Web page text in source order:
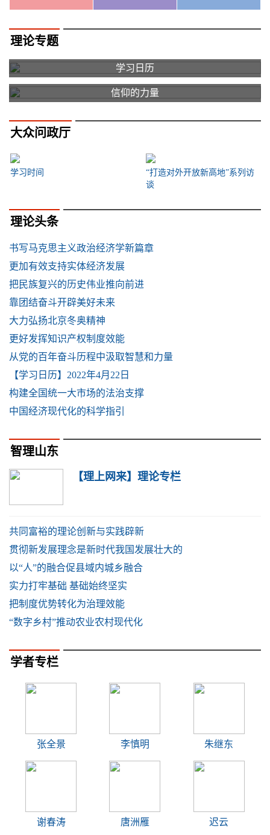
理论专题
学习日历
信仰的力量
大众问政厅
学习时间
“打造对外开放新高地”系列访
谈
理论头条
书写马克思主义政治经济学新篇章
更加有效支持实体经济发展
把民族复兴的历史伟业推向前进
靠团结奋斗开辟美好未来
大力弘扬北京冬奥精神
更好发挥知识产权制度效能
从党的百年奋斗历程中汲取智慧和力量
【学习日历】2022年4月22日
构建全国统一大市场的法治支撑
中国经济现代化的科学指引
智理山东
【理上网来】理论专栏
共同富裕的理论创新与实践辟新
贯彻新发展理念是新时代我国发展壮大的
以“人”的融合促县域内城乡融合
实力打牢基础 基础始终坚实
把制度优势转化为治理效能
“数字乡村”推动农业农村现代化
学者专栏
张全景 李慎明 朱继东
谢春涛 唐洲雁 迟云